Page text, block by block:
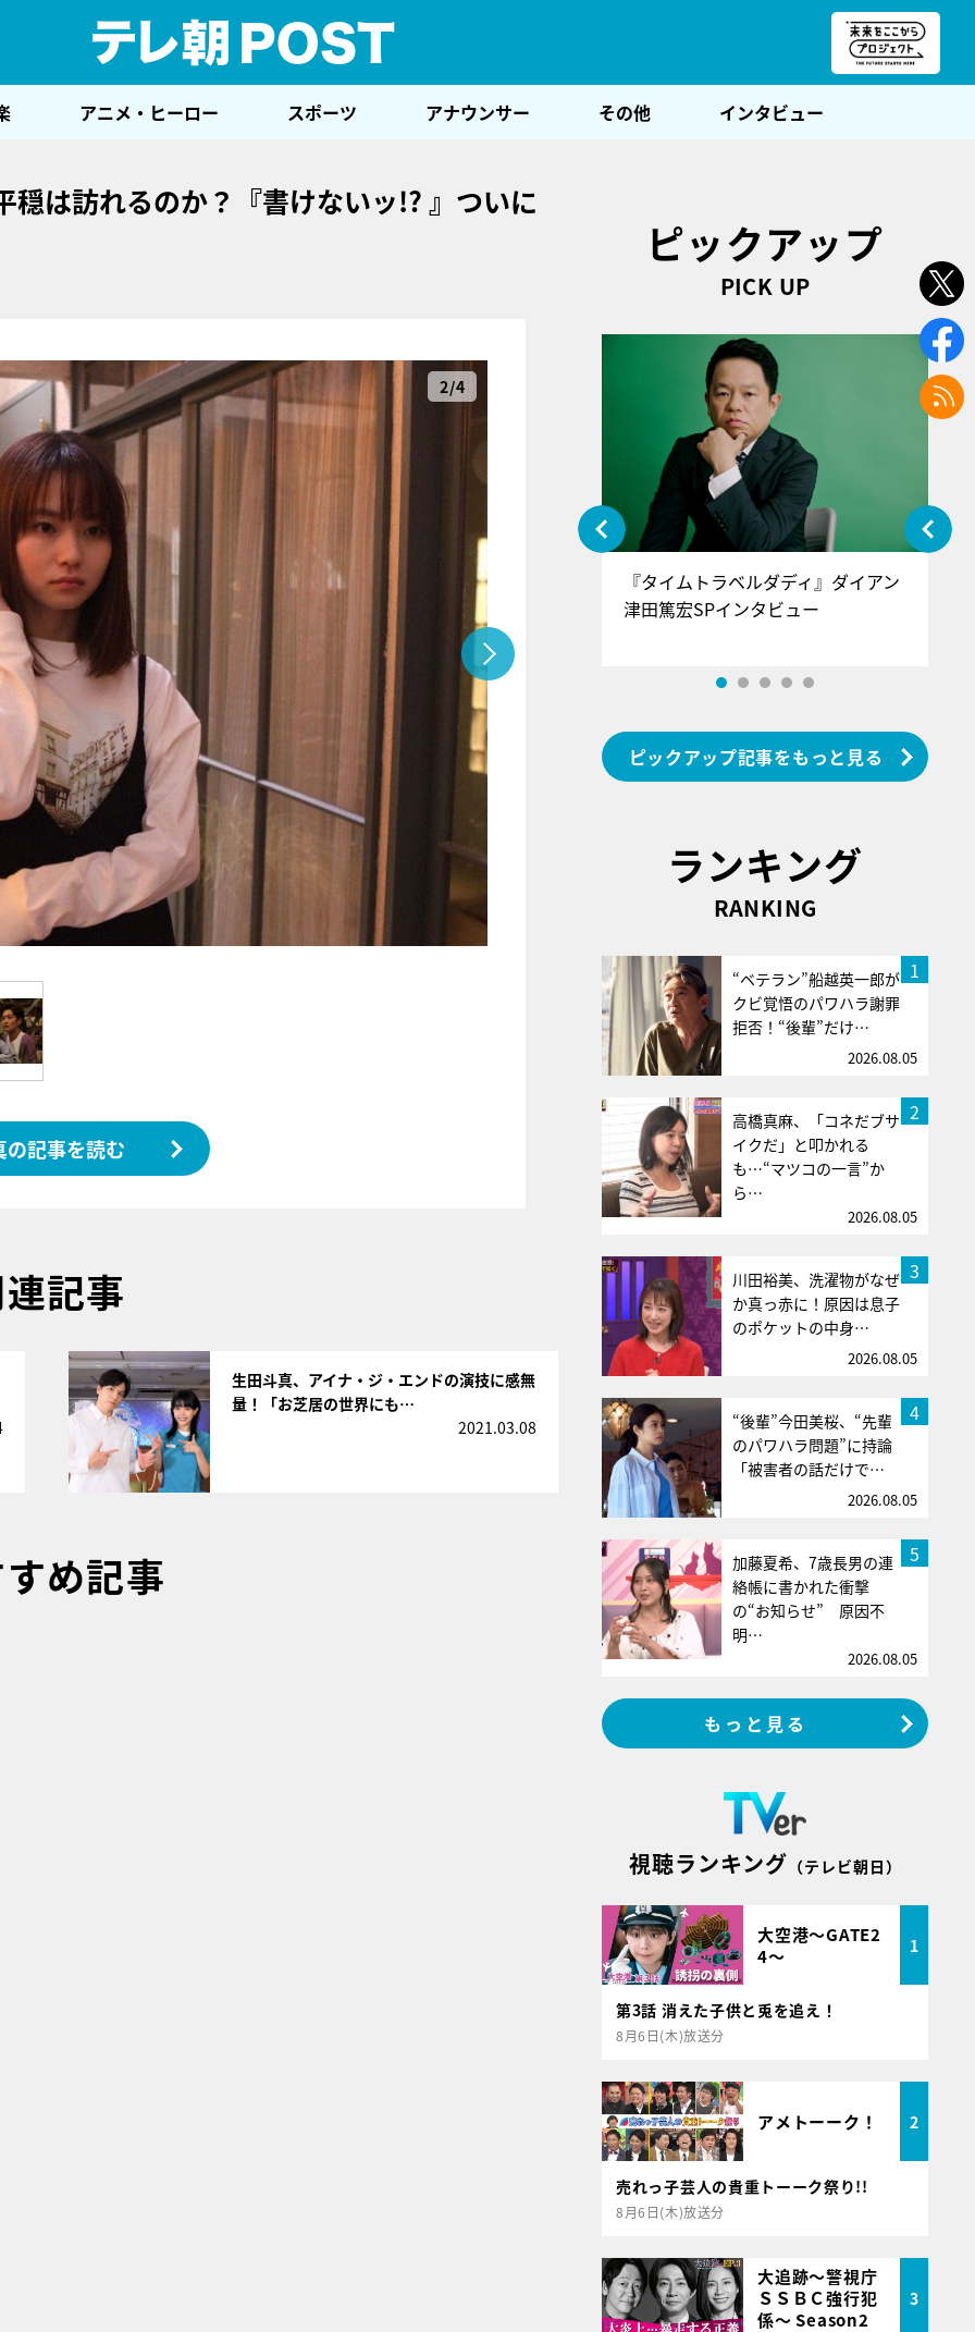
アニメ・ヒーロー スポーツ アナウンサー その他 インタビュー
は訪れるのか？『書けないッ!? 』ついに
2/4
の記事を読む
記事
生田斗真、アイナ・ジ・エンドの演技に感無
量！「お芝居の世界にも…
2021.03.08
め記事
ピックアップ
PICK UP
『アイ＝ラブ！げーみんぐ』＝LOV
E齋藤樹愛羅＆佐々木舞香SPインタ
『タイムトラベルダディ』ダイアン
津田篤宏SPインタビュー
ピックアップ記事をもっと見る
ランキング
RANKING
1
“ベテラン”船越英一郎が
クビ覚悟のパワハラ謝罪
拒否！“後輩”だけ…
2026.08.05
2
高橋真麻、「コネだブサ
イクだ」と叩かれる
も…“マツコの一言”か
ら…
2026.08.05
3
川田裕美、洗濯物がなぜ
か真っ赤に！原因は息子
のポケットの中身…
2026.08.05
4
“後輩”今田美桜、“先輩
のパワハラ問題”に持論
「被害者の話だけで…
2026.08.05
5
加藤夏希、7歳長男の連
絡帳に書かれた衝撃
の“お知らせ” 原因不
明…
2026.08.05
もっと見る
視聴ランキング （テレビ朝日）
大空港～GATE2
4～
1
第3話 消えた子供と兎を追え！
8月6日(木)放送分
アメトーーク！ 2
売れっ子芸人の貴重トーーク祭り!!
8月6日(木)放送分
大追跡～警視庁
ＳＳＢＣ強行犯
係～ Season2
3